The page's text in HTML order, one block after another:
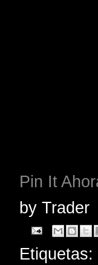
Pin It
by Trader
Etiquetas: